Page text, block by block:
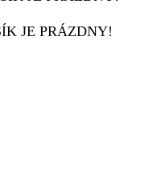
JE PRÁZDNY!